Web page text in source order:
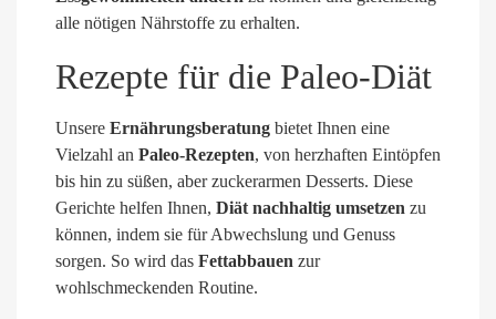
alle nötigen Nährstoffe zu erhalten.
Rezepte für die Paleo-Diät
Unsere Ernährungsberatung bietet Ihnen eine
Vielzahl an Paleo-Rezepten, von herzhaften Eintöpfen
bis hin zu süßen, aber zuckerarmen Desserts. Diese
Gerichte helfen Ihnen, Diät nachhaltig umsetzen zu
können, indem sie für Abwechslung und Genuss
sorgen. So wird das Fettabbauen zur
wohlschmeckenden Routine.